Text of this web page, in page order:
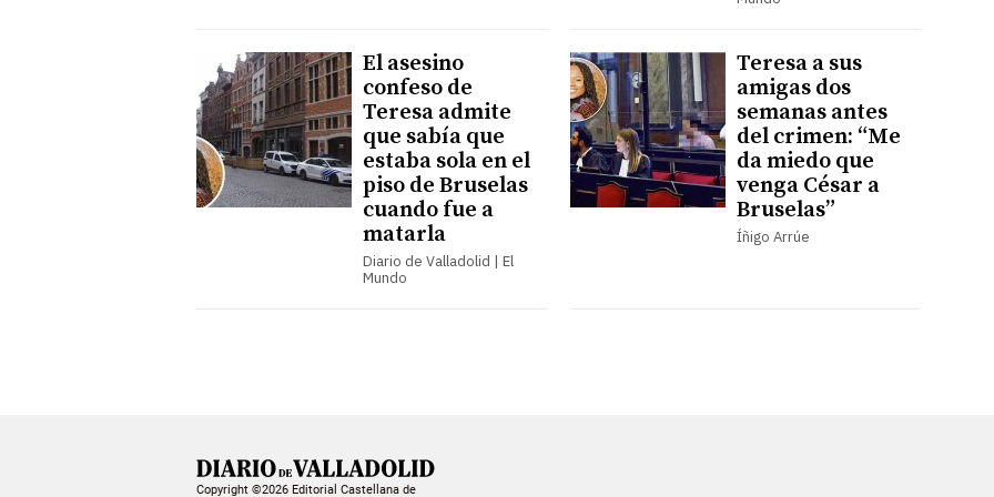
El asesino
confeso de
Teresa admite
que sabía que
estaba sola en el
piso de Bruselas
cuando fue a
matarla
Diario de Valladolid | El
Mundo
Teresa a sus
amigas dos
semanas antes
del crimen: “Me
da miedo que
venga César a
Bruselas”
Íñigo Arrúe
Copyright ©2026 Editorial Castellana de